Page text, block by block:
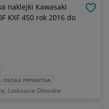
naklejki Kawasaki
KXF 450 rok 2016 do
OSOBA PRYWATNA
Laskowice Oławskie